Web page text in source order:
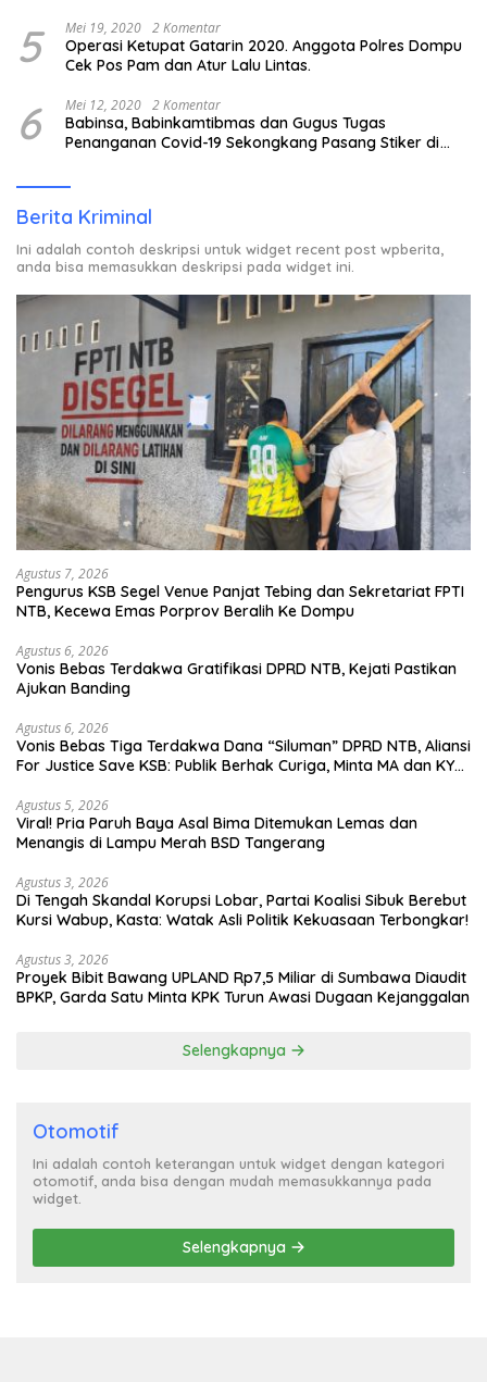
5 Mei 19, 2020 2 Komentar
Operasi Ketupat Gatarin 2020. Anggota Polres Dompu
Cek Pos Pam dan Atur Lalu Lintas.
6 Mei 12, 2020 2 Komentar
Babinsa, Babinkamtibmas dan Gugus Tugas
Penanganan Covid-19 Sekongkang Pasang Stiker di
Berita Kriminal
Ini adalah contoh deskripsi untuk widget recent post wpberita,
anda bisa memasukkan deskripsi pada widget ini.
Agustus 7, 2026
Pengurus KSB Segel Venue Panjat Tebing dan Sekretariat FPTI
NTB, Kecewa Emas Porprov Beralih Ke Dompu
Agustus 6, 2026
Vonis Bebas Terdakwa Gratifikasi DPRD NTB, Kejati Pastikan
Ajukan Banding
Agustus 6, 2026
Vonis Bebas Tiga Terdakwa Dana “Siluman” DPRD NTB, Aliansi
For Justice Save KSB: Publik Berhak Curiga, Minta MA dan KY
Agustus 5, 2026
Viral! Pria Paruh Baya Asal Bima Ditemukan Lemas dan
Menangis di Lampu Merah BSD Tangerang
Agustus 3, 2026
Di Tengah Skandal Korupsi Lobar, Partai Koalisi Sibuk Berebut
Kursi Wabup, Kasta: Watak Asli Politik Kekuasaan Terbongkar!
Agustus 3, 2026
Proyek Bibit Bawang UPLAND Rp7,5 Miliar di Sumbawa Diaudit
BPKP, Garda Satu Minta KPK Turun Awasi Dugaan Kejanggalan
Selengkapnya
Otomotif
Ini adalah contoh keterangan untuk widget dengan kategori
otomotif, anda bisa dengan mudah memasukkannya pada
widget.
Selengkapnya